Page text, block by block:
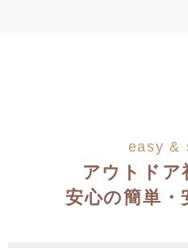
easy &
アウトドア
安心の簡単・